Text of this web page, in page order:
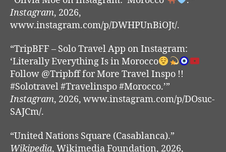
Instagram, 2026,
www.instagram.com/p/DWHPUnBiOJt/.
“TripBFF – Solo Travel App on Instagram:
‘Literally Everything Is in Morocco
Follow @Tripbff for More Travel Inspo !!
#Solotravel #Travelinspo #Morocco.’”
Instagram, 2026, www.instagram.com/p/DOsuc-
SAJCm/.
“United Nations Square (Casablanca).”
Wikipedia, Wikimedia Foundation, 2026,